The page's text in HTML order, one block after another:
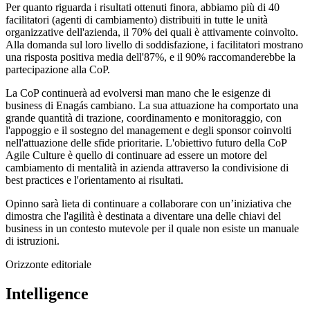
Per quanto riguarda i risultati ottenuti finora, abbiamo più di 40
facilitatori (agenti di cambiamento) distribuiti in tutte le unità
organizzative dell'azienda, il 70% dei quali è attivamente coinvolto.
Alla domanda sul loro livello di soddisfazione, i facilitatori mostrano
una risposta positiva media dell'87%, e il 90% raccomanderebbe la
partecipazione alla CoP.
La CoP continuerà ad evolversi man mano che le esigenze di
business di Enagás cambiano. La sua attuazione ha comportato una
grande quantità di trazione, coordinamento e monitoraggio, con
l'appoggio e il sostegno del management e degli sponsor coinvolti
nell'attuazione delle sfide prioritarie. L'obiettivo futuro della CoP
Agile Culture è quello di continuare ad essere un motore del
cambiamento di mentalità in azienda attraverso la condivisione di
best practices e l'orientamento ai risultati.
Opinno sarà lieta di continuare a collaborare con un’iniziativa che
dimostra che l'agilità è destinata a diventare una delle chiavi del
business in un contesto mutevole per il quale non esiste un manuale
di istruzioni.
Orizzonte editoriale
Intelligence